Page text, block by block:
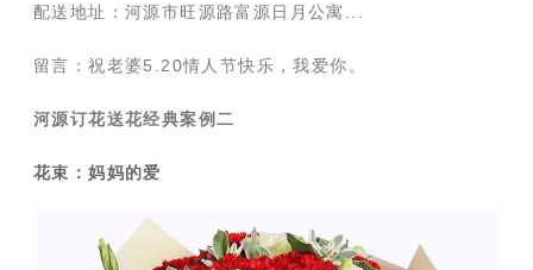
配送地址：河源市旺源路富源日月公寓...
留言：祝老婆5.20情人节快乐，我爱你。
河源订花送花经典案例二
花束：妈妈的爱